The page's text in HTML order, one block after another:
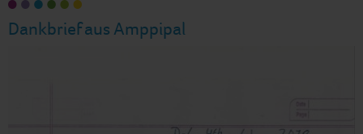
Dankbrief aus Amppipal